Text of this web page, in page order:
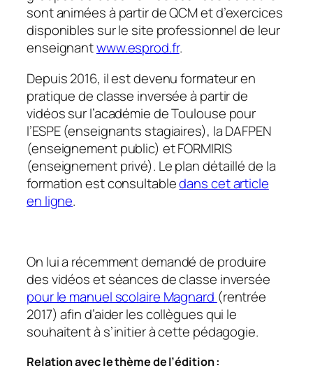
sont animées à partir de QCM et d’exercices
disponibles sur le site professionnel de leur
enseignantwww.esprod.fr.
Depuis 2016, il est devenu formateur en
pratique de classe inversée à partir de
vidéos sur l’académie de Toulouse pour
l’ESPE (enseignants stagiaires), la DAFPEN
(enseignement public) et FORMIRIS
(enseignement privé). Le plan détaillé de la
formation est consultabledans cet article
en ligne.
On lui a récemment demandé de produire
des vidéos et séances de classe inversée
pour le manuel scolaire Magnard (rentrée
2017) afin d’aider les collègues qui le
souhaitent à s’initier à cette pédagogie.
Relation avec le thème de l’édition :